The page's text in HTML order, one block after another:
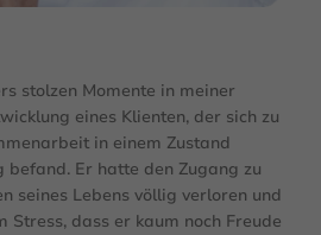
stolzen Momente in meiner
eines Klienten, der sich zu
in einem Zustand
befand. Er hatte den Zugang zu
seines Lebens völlig verloren und
Stress, dass er kaum noch Freude